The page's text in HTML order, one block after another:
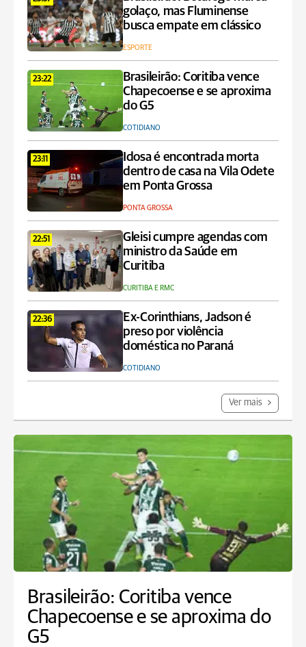
golaço, mas Fluminense
busca empate em clássico
ESPORTE
23:22
Brasileirão: Coritiba vence
Chapecoense e se aproxima
do G5
COTIDIANO
23:11
Idosa é encontrada morta
dentro de casa na Vila Odete
em Ponta Grossa
PONTA GROSSA
22:51
Gleisi cumpre agendas com
ministro da Saúde em
Curitiba
CURITIBA E RMC
22:36
Ex-Corinthians, Jadson é
preso por violência
doméstica no Paraná
COTIDIANO
Ver mais
Brasileirão: Coritiba vence
Chapecoense e se aproxima do
G5